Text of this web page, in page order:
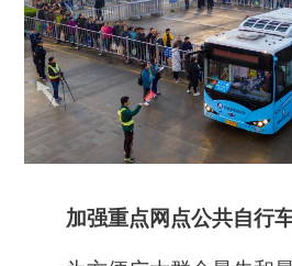
加强重点网点公共自行